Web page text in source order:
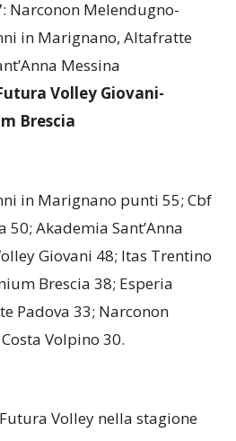
in Marignano, Altafratte
Messina
Volley Giovani-
Brescia
in Marignano punti 55; Cbf
Akademia Sant’Anna
Giovani 48; Itas Trentino
Brescia 38; Esperia
Padova 33; Narconon
Volpino 30.
Volley nella stagione